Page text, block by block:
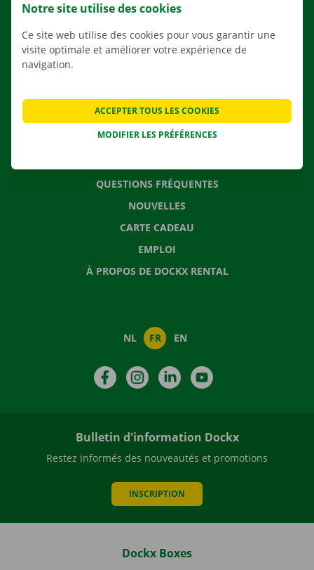
NOS VÉHICULES
NOS SERVICES
AGENCES
QUESTIONS FRÉQUENTES
NOUVELLES
CARTE CADEAU
EMPLOI
À PROPOS DE DOCKX RENTAL
NL FR EN
FacebookInstagramLinkedIn
Bulletin d'information Dockx
Restez informés des nouveautés et promotions
INSCRIPTION
Dockx Boxes
Notre site utilise des cookies
Ce site web utilise des cookies pour vous garantir une
visite optimale et améliorer votre expérience de
navigation.
MODIFIER LES PRÉFÉRENCES
ACCEPTER TOUS LES COOKIES